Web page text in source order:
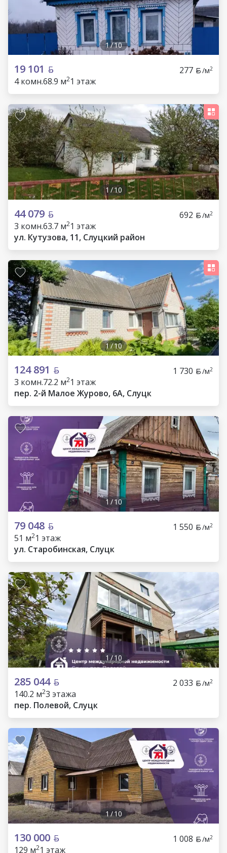
1/10
19 101 277 /м2
4 комн.68.9 м21 этаж
1 /10
44 079 692 /м2
3 комн.63.7 м21 этаж
ул. Кутузова, 11, Слуцкий район
1/10
124 891 1 730 /м2
3 комн.72.2 м21 этаж
пер. 2-й Малое Журово, 6А, Слуцк
1/10
79 048 1 550 /м2
51 м21 этаж
ул. Старобинская, Слуцк
1 /10
285 044 2 033 /м2
140.2 м23 этажа
пер. Полевой, Слуцк
1/10
130 000 1 008 /м2
129 м21 этаж